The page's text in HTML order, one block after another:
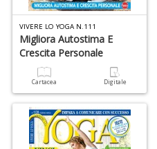
VIVERE LO YOGA N.111
Migliora Autostima E
Crescita Personale
Cartacea Digitale